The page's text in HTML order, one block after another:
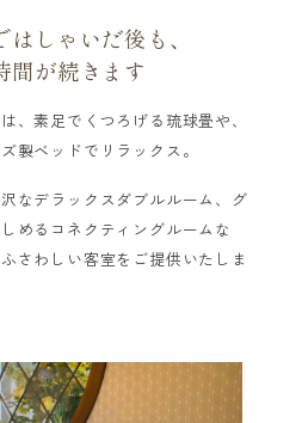
しゃいだ後も、
間が続きます
、素足でくつろげる琉球畳や、
製ベッドでリラックス。
なデラックスダブルルーム、グ
めるコネクティングルームな
さわしい客室をご提供いたしま